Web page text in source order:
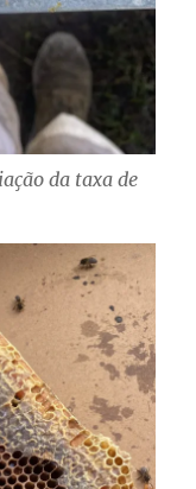
da taxa de